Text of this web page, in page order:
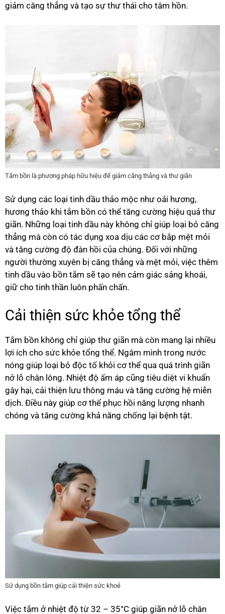
giảm căng thẳng và tạo sự thư thái cho tâm hồn.
Tắm bồn là phương pháp hữu hiệu để giảm căng thẳng và thư giãn
Sử dụng các loại tinh dầu thảo mộc như oải hương,
hương thảo khi tắm bồn có thể tăng cường hiệu quả thư
giãn. Những loại tinh dầu này không chỉ giúp loại bỏ căng
thẳng mà còn có tác dụng xoa dịu các cơ bắp mệt mỏi
và tăng cường độ đàn hồi của chúng. Đối với những
người thường xuyên bị căng thẳng và mệt mỏi, việc thêm
tinh dầu vào bồn tắm sẽ tạo nên cảm giác sảng khoái,
giữ cho tinh thần luôn phấn chấn.
Cải thiện sức khỏe tổng thể
Tắm bồn không chỉ giúp thư giãn mà còn mang lại nhiều
lợi ích cho sức khỏe tổng thể. Ngâm mình trong nước
nóng giúp loại bỏ độc tố khỏi cơ thể qua quá trình giãn
nở lỗ chân lông. Nhiệt độ ấm áp cũng tiêu diệt vi khuẩn
gây hại, cải thiện lưu thông máu và tăng cường hệ miễn
dịch. Điều này giúp cơ thể phục hồi năng lượng nhanh
chóng và tăng cường khả năng chống lại bệnh tật.
Sử dụng bồn tắm giúp cải thiện sức khoẻ
Việc tắm ở nhiệt độ từ 32 – 35°C giúp giãn nở lỗ chân